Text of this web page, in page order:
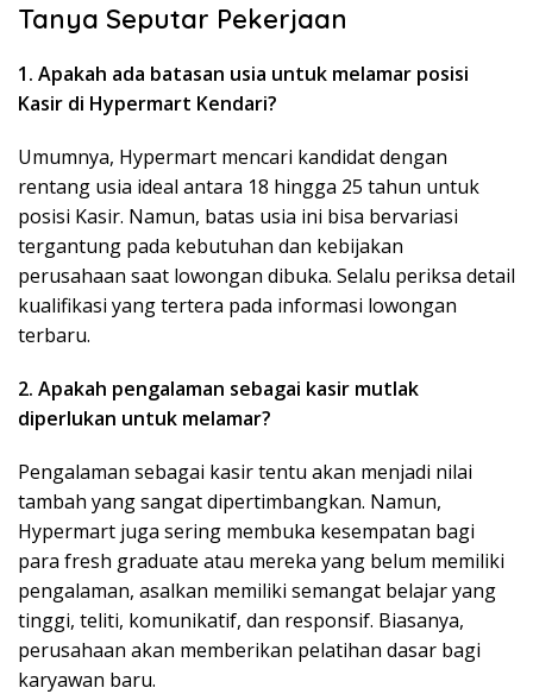
Tanya Seputar Pekerjaan
1. Apakah ada batasan usia untuk melamar posisi
Kasir di Hypermart Kendari?
Umumnya, Hypermart mencari kandidat dengan
rentang usia ideal antara 18 hingga 25 tahun untuk
posisi Kasir. Namun, batas usia ini bisa bervariasi
tergantung pada kebutuhan dan kebijakan
perusahaan saat lowongan dibuka. Selalu periksa detail
kualifikasi yang tertera pada informasi lowongan
terbaru.
2. Apakah pengalaman sebagai kasir mutlak
diperlukan untuk melamar?
Pengalaman sebagai kasir tentu akan menjadi nilai
tambah yang sangat dipertimbangkan. Namun,
Hypermart juga sering membuka kesempatan bagi
para fresh graduate atau mereka yang belum memiliki
pengalaman, asalkan memiliki semangat belajar yang
tinggi, teliti, komunikatif, dan responsif. Biasanya,
perusahaan akan memberikan pelatihan dasar bagi
karyawan baru.